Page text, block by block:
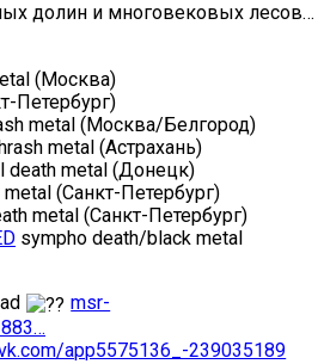
долин и многовековых лесов…
(Москва)
Петербург)
metal (Москва/Белгород)
metal (Астрахань)
death metal (Донецк)
(Санкт-Петербург)
metal (Санкт-Петербург)
sympho death/black metal
msr-
app5575136_-239035189